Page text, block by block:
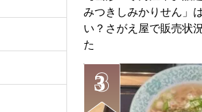
みつきしみかりせん」
い？さがえ屋で販売状
た